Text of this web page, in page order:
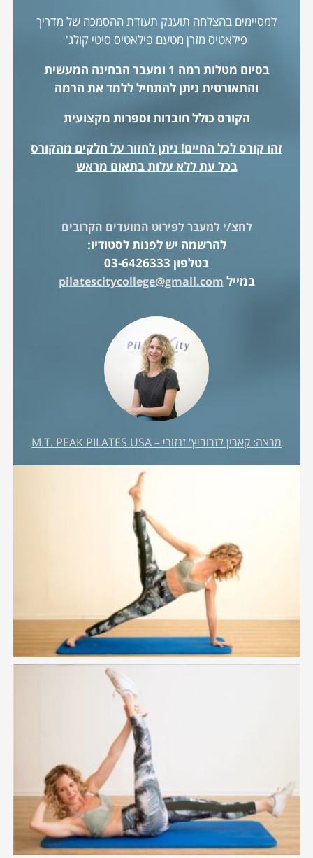
למסיימים בהצלחה תוענק תעודת ההסמכה של מדריך
פילאטיס מזרן מטעם פילאטיס סיטי קולג'
בסיום מטלות רמה 1 ומעבר הבחינה המעשית
והתאורטית ניתן להתחיל ללמד את הרמה
הקורס כולל חוברות וספרות מקצועית
זהו קורס לכל החיים! ניתן לחזור על חלקים מהקורס
בכל עת ללא עלות בתאום מראש
לחצ/י למעבר לפירוט המועדים הקרובים
להרשמה יש לפנות לסטודיו:
בטלפון 03-6426333
במייל pilatescitycollege@gmail.com
מרצה: קארין לזרוביץ' זנזורי – M.T. PEAK PILATES USA